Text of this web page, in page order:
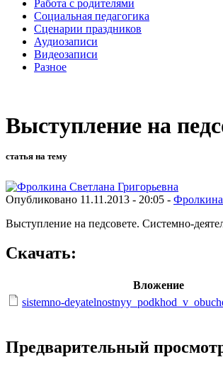
Работа с родителями
Социальная педагогика
Сценарии праздников
Аудиозаписи
Видеозаписи
Разное
Выступление на
статья на тему
Опубликовано 11.11.2013 - 20:05 - Фролкина
Выступление на педсовете. Системно-
Скачать:
Вложение
sistemno-
Предварительный